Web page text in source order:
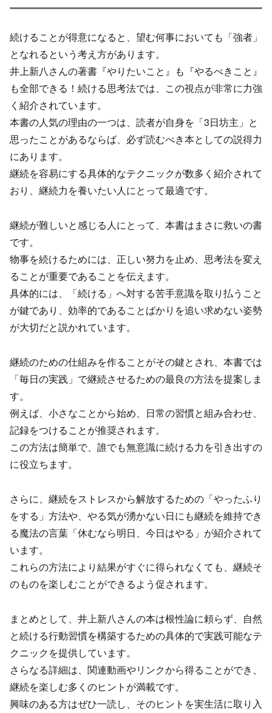
続けることが得意になると、望む何事においても「強者」
となれるという考え方があります。
井上新八さんの著書『やりたいこと』も『やるべきこと』
も全部できる！続ける思考法では、この視点が非常に力強
く紹介されています。
本書の人気の理由の一つは、読者が自身を「3日坊主」と
思ったことがあるならば、必ず読むべき本としての説得力
にあります。
継続を容易にする具体的なテクニックが数多く紹介されて
おり、継続力を養いたい人にとって最適です。
継続が難しいと感じる人にとって、本書はまさに救いの書
です。
物事を続けるためには、正しい努力を止め、思考法を変え
ることが重要であることを伝えます。
具体的には、「続ける」へ対する苦手意識を取り払うこと
が鍵であり、効率的であることばかりを追い求めない姿勢
が大切だと説かれています。
継続のための仕組みを作ることがその鍵とされ、本書では
「毎日の実践」で継続させるための最良の方法を提案しま
す。
例えば、小さなことから始め、日常の習慣と組み合わせ、
記録をつけることが推奨されます。
この方法は簡単で、誰でも無意識に続ける力を引き出すの
に役立ちます。
さらに、継続をストレスから解放するための「やったふり
をする」方法や、やる気が湧かない日にも継続を維持でき
る魔法の言葉「休むなら明日、今日はやる」が紹介されて
います。
これらの方法により結果がすぐに得られなくても、継続そ
のものを楽しむことができるよう促されます。
まとめとして、井上新八さんの本は根性論に頼らず、自然
と続ける行動習慣を構築するための具体的で実践可能なテ
クニックを提供しています。
さらなる詳細は、関連動画やリンクから得ることができ、
継続を楽しむ多くのヒントが満載です。
興味のある方はぜひ一読し、そのヒントを実生活に取り入